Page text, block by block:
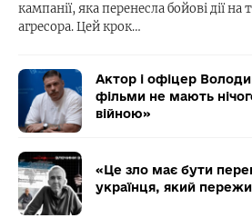
кампанії, яка перенесла бойові дії
агресора. Цей крок…
Актор і офіцер
фільми не мають
війною»
«Це зло має бути
українця, який